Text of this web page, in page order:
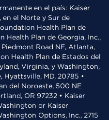
en el país: Kaiser
en el Norte y Sur de
Health Plan de
Health Plan de Georgia, Inc.,
Road NE, Atlanta,
Health Plan de Estados del
Virginia, y Washington,
Hyattsville, MD, 20785 •
del Noroeste, 500 NE
OR 97232 • Kaiser
or Kaiser
Options, Inc., 2715